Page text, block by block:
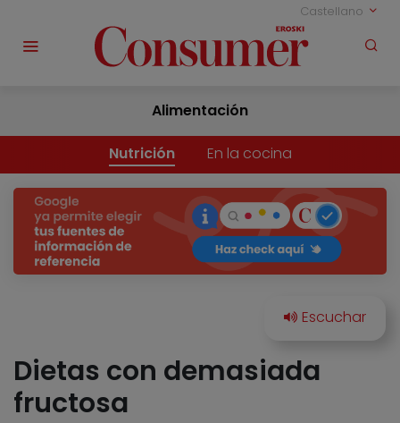
Castellano
Alimentación
Nutrición En la cocina
Dietas con demasiada
fructosa